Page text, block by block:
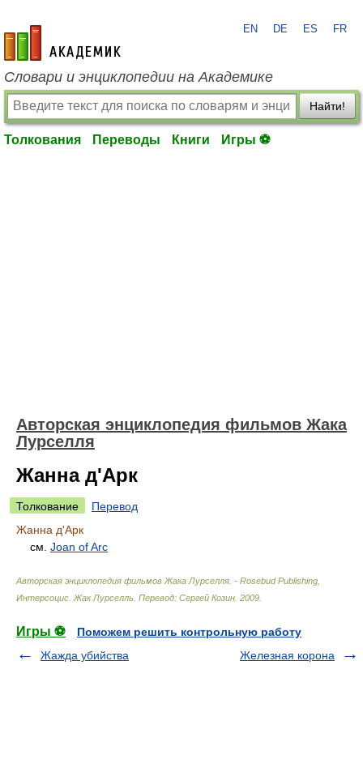
academic.ru
EN DE ES FR
Словари и энциклопедии на Академике
Найти!
Толкования Переводы Книги Игры ⚽
Авторская энциклопедия фильмов Жака
Лурселля
Жанна д'Арк
Толкование
Перевод
Жанна д'Арк
см. Joan of Arc
Авторская энциклопедия фильмов Жака Лурселля. - Rosebud Publishing,
Интерсоцис Жак Лурселль. Перевод: Сергей Козин 2009
Игры ⚽
Поможем решить контрольную работу
Жажда убийства
Железная корона